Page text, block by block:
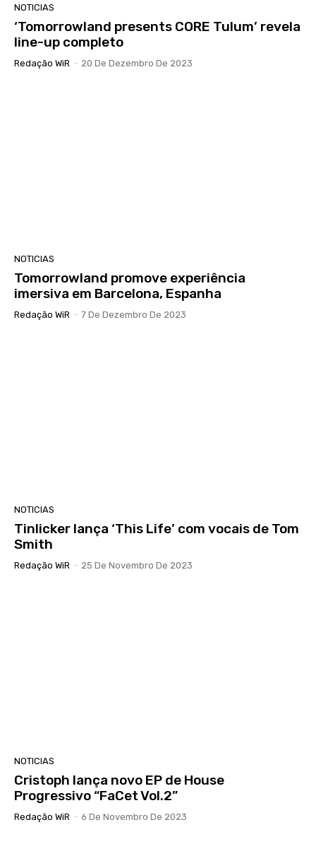
NOTICIAS
‘Tomorrowland presents CORE Tulum’ revela
line-up completo
Redação WiR - 20 De Dezembro De 2023
NOTICIAS
Tomorrowland promove experiência
imersiva em Barcelona, Espanha
Redação WiR - 7 De Dezembro De 2023
NOTICIAS
Tinlicker lança ‘This Life’ com vocais de Tom
Smith
Redação WiR - 25 De Novembro De 2023
NOTICIAS
Cristoph lança novo EP de House
Progressivo “FaCet Vol.2”
Redação WiR - 6 De Novembro De 2023